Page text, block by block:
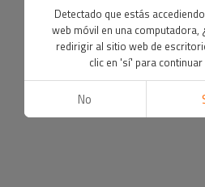
Detectado que estás
web móvil en una computadora,
redirigir al sitio web de
clic en 'sí' para continuar
No